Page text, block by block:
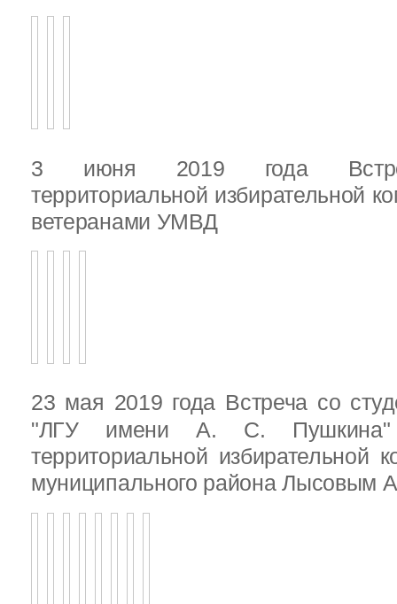
3 июня 2019 года
территориальной избирательной
ветеранами УМВД
23 мая 2019 года Встреча со
"ЛГУ имени А. С. Пушкина"
территориальной избирательной
муниципального района Лысовым